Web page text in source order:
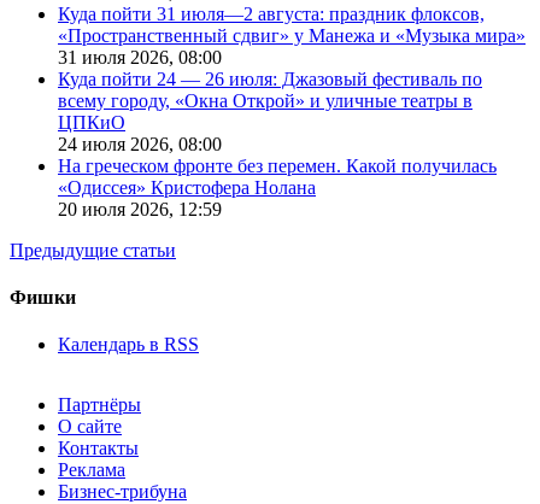
Куда пойти 31 июля—2 августа: праздник флоксов,
«Пространственный сдвиг» у Манежа и «Музыка мира»
31 июля 2026, 08:00
Куда пойти 24 — 26 июля: Джазовый фестиваль по
всему городу, «Окна Открой» и уличные театры в
ЦПКиО
24 июля 2026, 08:00
На греческом фронте без перемен. Какой получилась
«Одиссея» Кристофера Нолана
20 июля 2026, 12:59
Предыдущие статьи
Фишки
Календарь в RSS
Партнёры
О сайте
Контакты
Реклама
Бизнес-трибуна